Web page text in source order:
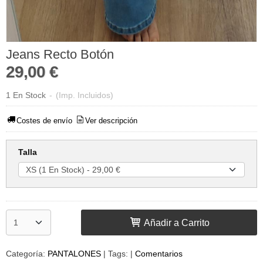
Jeans Recto Botón
29,00 €
1 En Stock - (Imp. Incluidos)
Costes de envío Ver descripción
Talla
Añadir a Carrito
Categoría: PANTALONES | Tags: | Comentarios